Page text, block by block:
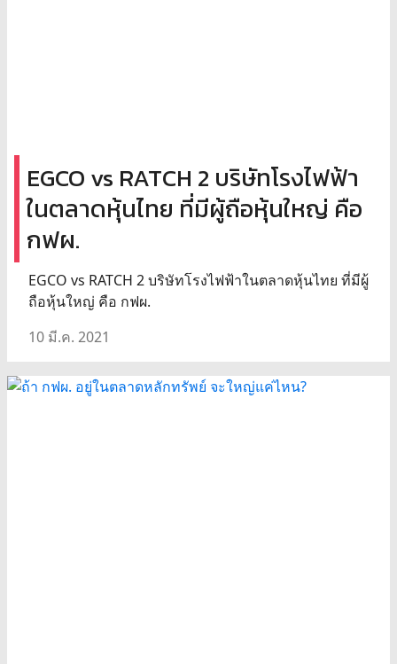
EGCO vs RATCH 2 บริษัทโรงไฟฟ้า
ในตลาดหุ้นไทย ที่มีผู้ถือหุ้นใหญ่ คือ
กฟผ.
EGCO vs RATCH 2 บริษัทโรงไฟฟ้าในตลาดหุ้นไทย ที่มีผู้
ถือหุ้นใหญ่ คือ กฟผ.
10 มี.ค. 2021